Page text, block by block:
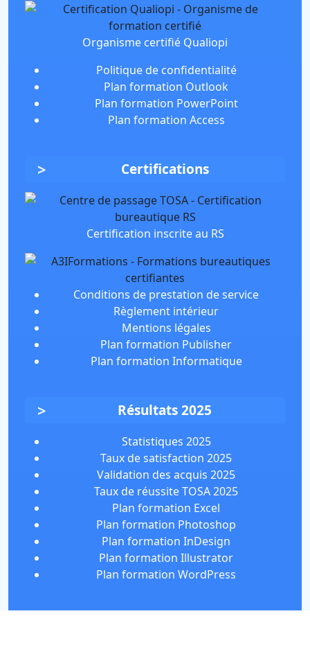
Organisme certifié Qualiopi
Politique de confidentialité
Plan formation Outlook
Plan formation PowerPoint
Plan formation Access
Certifications
Certification inscrite au RS
Conditions de prestation de service
Règlement intérieur
Mentions légales
Plan formation Publisher
Plan formation Informatique
Résultats 2025
Statistiques 2025
Taux de satisfaction 2025
Validation des acquis 2025
Taux de réussite TOSA 2025
Plan formation Excel
Plan formation Photoshop
Plan formation InDesign
Plan formation Illustrator
Plan formation WordPress